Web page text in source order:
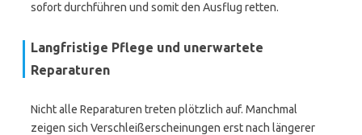
sofort durchführen und somit den Ausflug retten.
Langfristige Pflege und unerwartete
Reparaturen
Nicht alle Reparaturen treten plötzlich auf. Manchmal
zeigen sich Verschleißerscheinungen erst nach längerer